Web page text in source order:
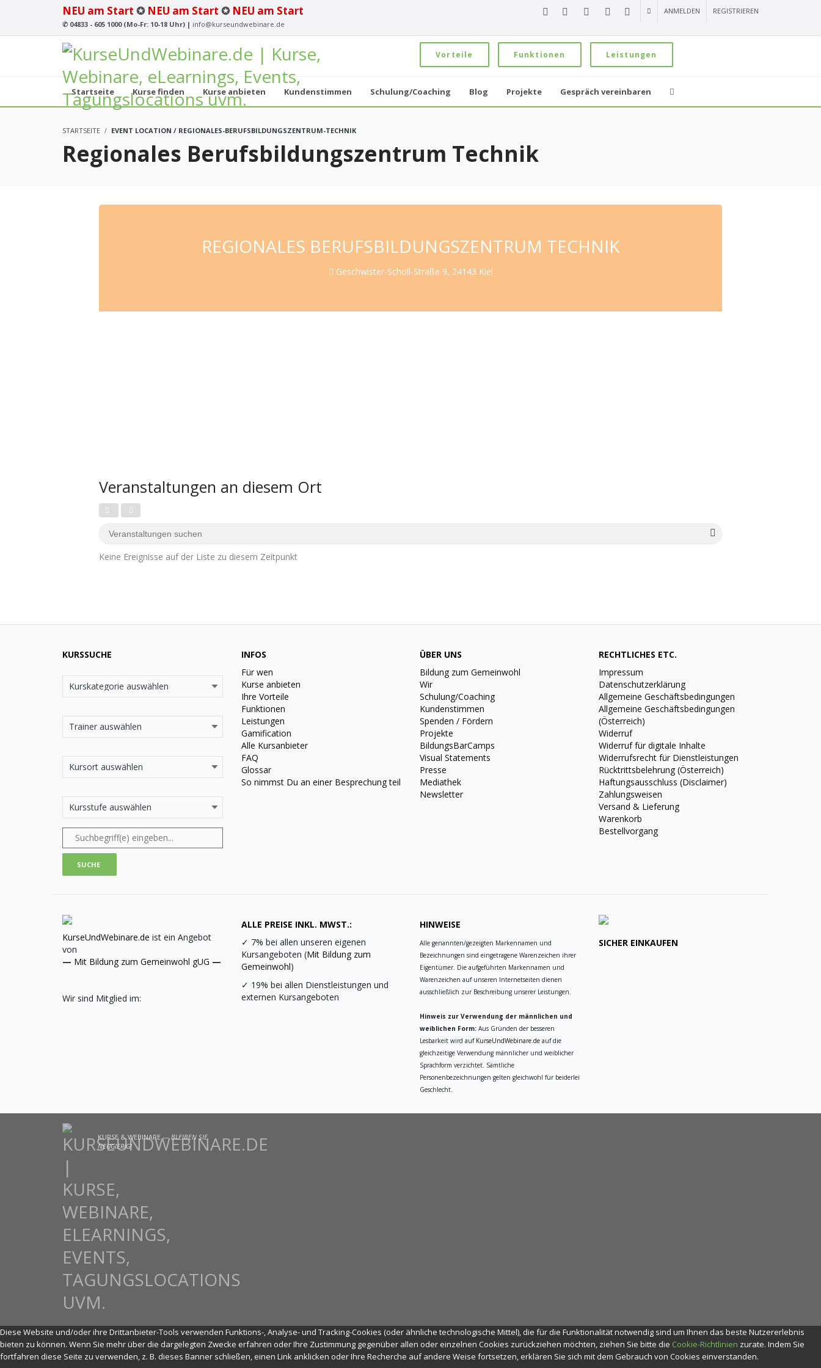
NEU am Start ✪ NEU am Start ✪ NEU am Start
✆04833 - 605 1000 (Mo-Fr: 10-18 Uhr) | info@kurseundwebinare.de
ANMELDEN REGISTRIEREN
Vorteile Funktionen Leistungen
Startseite Kurse finden Kurse anbieten Kundenstimmen Schulung/Coaching Blog Projekte Gespräch vereinbaren
STARTSEITE EVENT LOCATION / REGIONALES-BERUFSBILDUNGSZENTRUM-TECHNIK
Regionales Berufsbildungszentrum Technik
REGIONALES BERUFSBILDUNGSZENTRUM TECHNIK
Geschwister-Scholl-Straße 9, 24143 Kiel
Veranstaltungen an diesem Ort
Keine Ereignisse auf der Liste zu diesem Zeitpunkt
KURSSUCHE
INFOS
Für wen
Kurse anbieten
Ihre Vorteile
Funktionen
Leistungen
Gamification
Alle Kursanbieter
FAQ
Glossar
So nimmst Du an einer Besprechung teil
ÜBER UNS
Bildung zum Gemeinwohl
Wir
Schulung/Coaching
Kundenstimmen
Spenden / Fördern
Projekte
BildungsBarCamps
Visual Statements
Presse
Mediathek
Newsletter
RECHTLICHES ETC.
Impressum
Datenschutzerklärung
Allgemeine Geschäftsbedingungen
Allgemeine Geschäftsbedingungen
(Österreich)
Widerruf
Widerruf für digitale Inhalte
Widerrufsrecht für Dienstleistungen
Rücktrittsbelehrung (Österreich)
Haftungsausschluss (Disclaimer)
Zahlungsweisen
Versand & Lieferung
Warenkorb
Bestellvorgang
KurseUndWebinare.de ist ein Angebot
von
— Mit Bildung zum Gemeinwohl gUG —
Wir sind Mitglied im:
ALLE PREISE INKL. MWST.:
✓ 7% bei allen unseren eigenen
Kursangeboten (Mit Bildung zum
Gemeinwohl)
✓ 19% bei allen Dienstleistungen und
externen Kursangeboten
HINWEISE
Alle genannten/gezeigten Markennamen und
Bezeichnungen sind eingetragene Warenzeichen ihrer
Eigentümer. Die aufgeführten Markennamen und
Warenzeichen auf unseren Internetseiten dienen
ausschließlich zur Beschreibung unserer Leistungen.
Hinweis zur Verwendung der männlichen und
weiblichen Form: Aus Gründen der besseren
Lesbarkeit wird auf KurseUndWebinare.de auf die
gleichzeitige Verwendung männlicher und weiblicher
Sprachform verzichtet. Sämtliche
Personenbezeichnungen gelten gleichwohl für beiderlei
Geschlecht.
SICHER EINKAUFEN
KURSE & WEBINARE —BLEIBEN SIE
NEUGIERIG!
Diese Website und/oder ihre Drittanbieter-Tools verwenden Funktions-, Analyse- und Tracking-Cookies (oder ähnliche technologische Mittel), die für die Funktionalität notwendig sind um Ihnen das beste Nutzererlebnis
bieten zu können. Wenn Sie mehr über die dargelegten Zwecke erfahren oder Ihre Zustimmung gegenüber allen oder einzelnen Cookies zurückziehen möchten, ziehen Sie bitte die Cookie-Richtlinien zurate. Indem Sie
fortfahren diese Seite zu verwenden, z. B. dieses Banner schließen, einen Link anklicken oder Ihre Recherche auf andere Weise fortsetzen, erklären Sie sich mit dem Gebrauch von Cookies einverstanden.